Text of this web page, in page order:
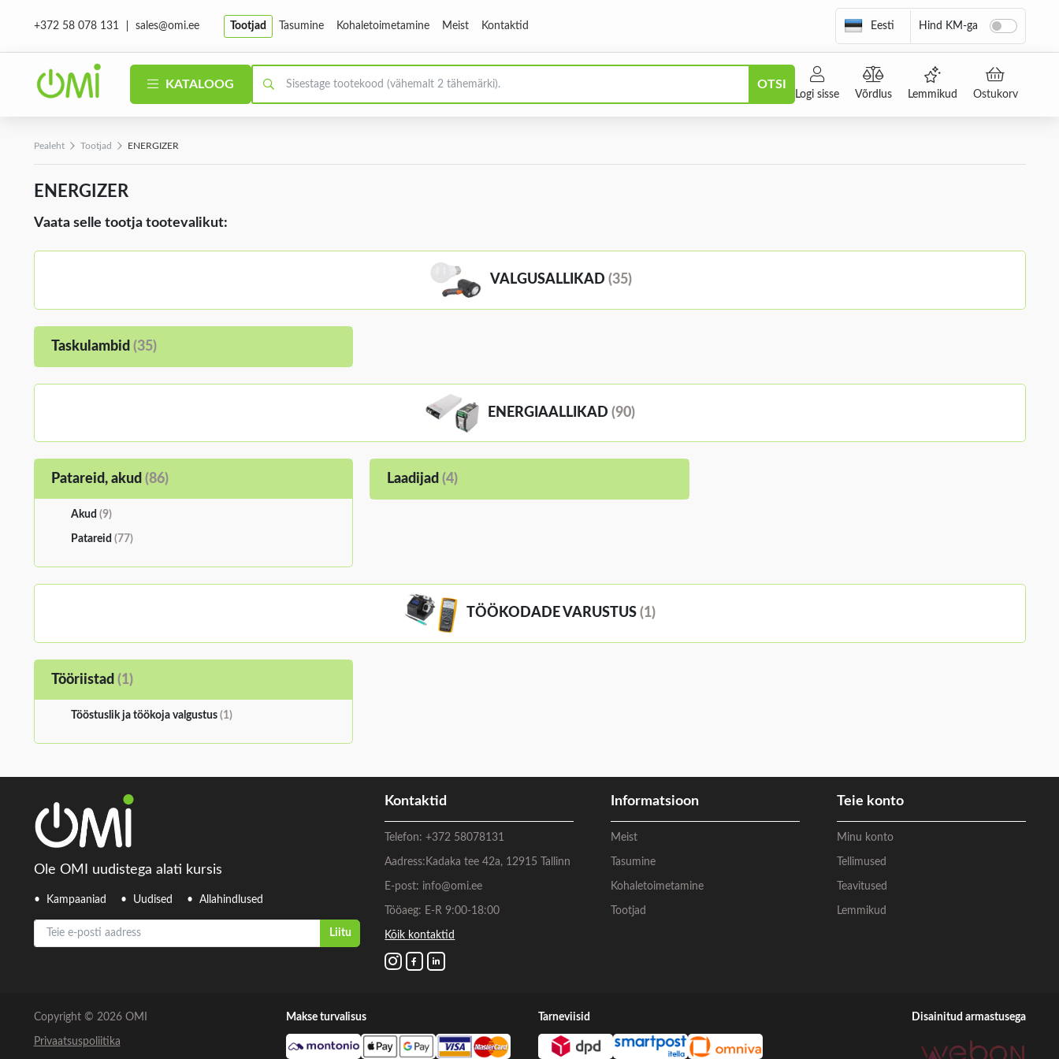
+372 58 078 131 sales@omi.ee Tootjad Tasumine Kohaletoimetamine Meist Kontaktid Eesti Hind KM-ga
KATALOOG OTSI
Logi sisse Võrdlus Lemmikud Ostukorv
Pealeht Tootjad ENERGIZER
ENERGIZER
Vaata selle tootja tootevalikut:
VALGUSALLIKAD (35)
Taskulambid (35)
ENERGIAALLIKAD (90)
Patareid, akud (86)
Akud (9)
Patareid (77)
Laadijad(4)
TÖÖKODADE VARUSTUS (1)
Tööriistad (1)
Tööstuslik ja töökoja valgustus (1)
Ole OMI uudistega alati kursis
Kampaaniad Uudised Allahindlused
Teie e-posti aadress
Liitu
Kontaktid
Telefon:+372 58078131
Aadress: Kadaka tee 42a, 12915 Tallinn
E-post: info@omi.ee
Tööaeg: E-R 9:00-18:00
Kõik kontaktid
Informatsioon
Meist
Tasumine
Kohaletoimetamine
Tootjad
Teie konto
Minu konto
Tellimused
Teavitused
Lemmikud
Copyright © 2026 OMI
Privaatsuspoliitika
Makse turvalisus Tarneviisid Disainitud armastusega